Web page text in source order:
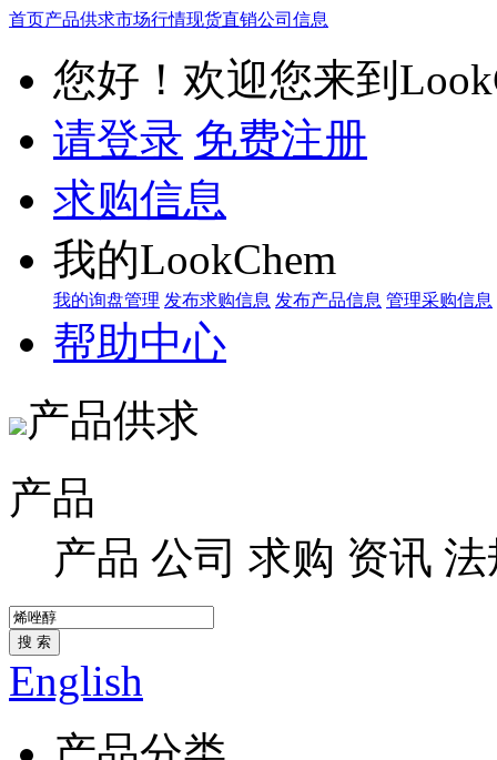
首页产品供求市场行情现货直销公司信息
您好！欢迎您来到
请登录 免费注册
求购信息
我的LookChem
我的询盘管理 发布求购信息 发布产品信息 管理采购信息
帮助中心
产品供求
产品
产品 公司 求购 资讯 法
搜 索
English